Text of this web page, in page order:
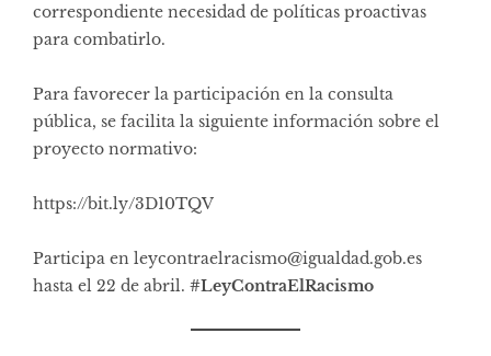
correspondiente necesidad de políticas proactivas
para combatirlo.
Para favorecer la participación en la consulta
pública, se facilita la siguiente información sobre el
proyecto normativo:
https://bit.ly/3D10TQV
Participa en leycontraelracismo@igualdad.gob.es
hasta el 22 de abril. #LeyContraElRacismo